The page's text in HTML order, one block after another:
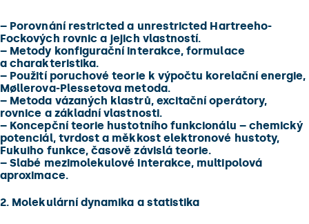
– Porovnání restricted a unrestricted Hartreeho-
Fockových rovnic a jejich vlastností.
– Metody konfigurační interakce, formulace
a charakteristika.
– Použití poruchové teorie k výpočtu korelační energie,
Møllerova-Plessetova metoda.
– Metoda vázaných klastrů, excitační operátory,
rovnice a základní vlastnosti.
– Koncepční teorie hustotního funkcionálu – chemický
potenciál, tvrdost a měkkost elektronové hustoty,
Fukuiho funkce, časově závislá teorie.
– Slabé mezimolekulové interakce, multipolová
aproximace.
2. Molekulární dynamika a statistika